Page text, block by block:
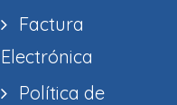
Factura
Electrónica
Política de